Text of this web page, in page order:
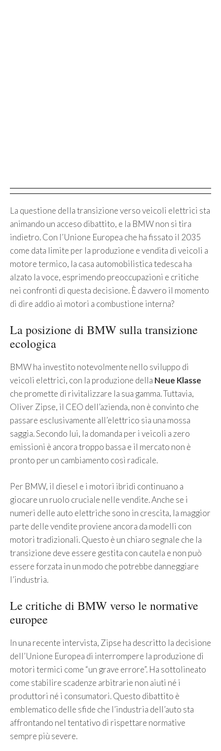
La questione della transizione verso veicoli elettrici sta
animando un acceso dibattito, e la BMW non si tira
indietro. Con l’Unione Europea che ha fissato il 2035
come data limite per la produzione e vendita di veicoli a
motore termico, la casa automobilistica tedesca ha
alzato la voce, esprimendo preoccupazioni e critiche
nei confronti di questa decisione. È davvero il momento
di dire addio ai motori a combustione interna?
La posizione di BMW sulla transizione
ecologica
BMW ha investito notevolmente nello sviluppo di
veicoli elettrici, con la produzione della Neue Klasse
che promette di rivitalizzare la sua gamma. Tuttavia,
Oliver Zipse, il CEO dell’azienda, non è convinto che
passare esclusivamente all’elettrico sia una mossa
saggia. Secondo lui, la domanda per i veicoli a zero
emissioni è ancora troppo bassa e il mercato non è
pronto per un cambiamento così radicale.
Per BMW, il diesel e i motori ibridi continuano a
giocare un ruolo cruciale nelle vendite. Anche se i
numeri delle auto elettriche sono in crescita, la maggior
parte delle vendite proviene ancora da modelli con
motori tradizionali. Questo è un chiaro segnale che la
transizione deve essere gestita con cautela e non può
essere forzata in un modo che potrebbe danneggiare
l’industria.
Le critiche di BMW verso le normative
europee
In una recente intervista, Zipse ha descritto la decisione
dell’Unione Europea di interrompere la produzione di
motori termici come “un grave errore”. Ha sottolineato
come stabilire scadenze arbitrarie non aiuti né i
produttori né i consumatori. Questo dibattito è
emblematico delle sfide che l’industria dell’auto sta
affrontando nel tentativo di rispettare normative
sempre più severe.